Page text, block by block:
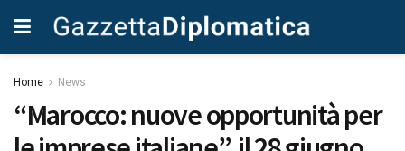
Home News
“Marocco: nuove opportunità per